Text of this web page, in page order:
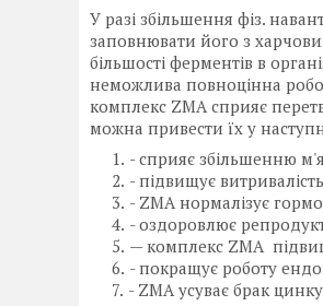
У разі збільшення фіз.
заповнювати його з
більшості ферментів в
неможлива повноцінна
комплекс ZMA сприяє
можна привести їх у
- сприяє збільшенню
- підвищує витривалість
- ZMA нормалізує
- оздоровлює
— комплекс ZMA
- покращує роботу
- ZMA усуває брак